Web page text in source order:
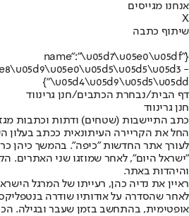
אנחנו מגייסים
X
שיתוף כתבה
{"name":"\u05d7\u05e0\u05df
-
\u05d4\u05d9\u05d5\u05dd"}
דף הבית/נבחרת הכתבים/חנן גרינווד
חנן גרינווד
כתב התיישבות (שטחים) ודתות וכתבות
החל את הקריירה העיתונאית ככתב בעלון
"ישראל היום", לאחר שמוזגו שני האתרים.
והיהדות באתר.
ראיין את נדיה כהן, רעייתו של המרגל
לאחר שהסדרה על אודותיו שודרה
אופטימית, בהתחשב בזמן שעבר ובגילה.